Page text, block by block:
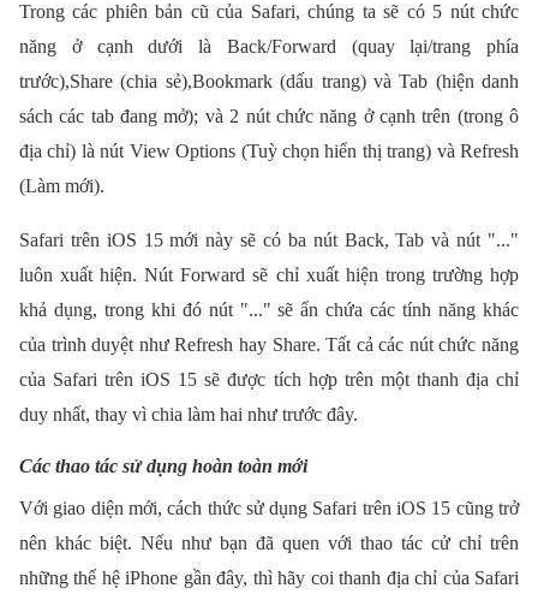
Trong các phiên bản cũ của Safari, chúng ta sẽ có 5 nút chức
năng ở cạnh dưới là Back/Forward (quay lại/trang phía
trước),Share (chia sẻ),Bookmark (dấu trang) và Tab (hiện danh
sách các tab đang mở); và 2 nút chức năng ở cạnh trên (trong ô
địa chỉ) là nút View Options (Tuỳ chọn hiển thị trang) và Refresh
(Làm mới).
Safari trên iOS 15 mới này sẽ có ba nút Back, Tab và nút "..."
luôn xuất hiện. Nút Forward sẽ chỉ xuất hiện trong trường hợp
khả dụng, trong khi đó nút "..." sẽ ẩn chứa các tính năng khác
của trình duyệt như Refresh hay Share. Tất cả các nút chức năng
của Safari trên iOS 15 sẽ được tích hợp trên một thanh địa chỉ
duy nhất, thay vì chia làm hai như trước đây.
Các thao tác sử dụng hoàn toàn mới
Với giao diện mới, cách thức sử dụng Safari trên iOS 15 cũng trở
nên khác biệt. Nếu như bạn đã quen với thao tác cử chỉ trên
những thế hệ iPhone gần đây, thì hãy coi thanh địa chỉ của Safari